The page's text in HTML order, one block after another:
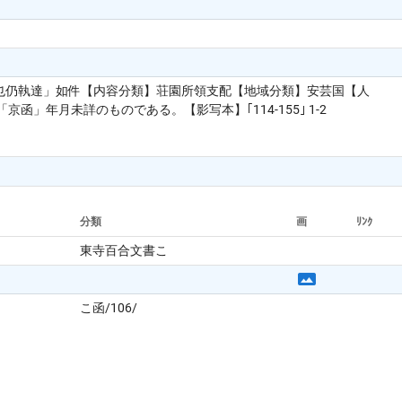
執達」如件【内容分類】荘園所領支配【地域分類】安芸国【人
函」年月未詳のものである。【影写本】｢114-155｣ 1-2
分類 画 ﾘﾝｸ
東寺百合文書こ
こ函/106/